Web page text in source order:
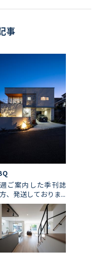
事
ご案内した季刊誌
、発送しておりま...